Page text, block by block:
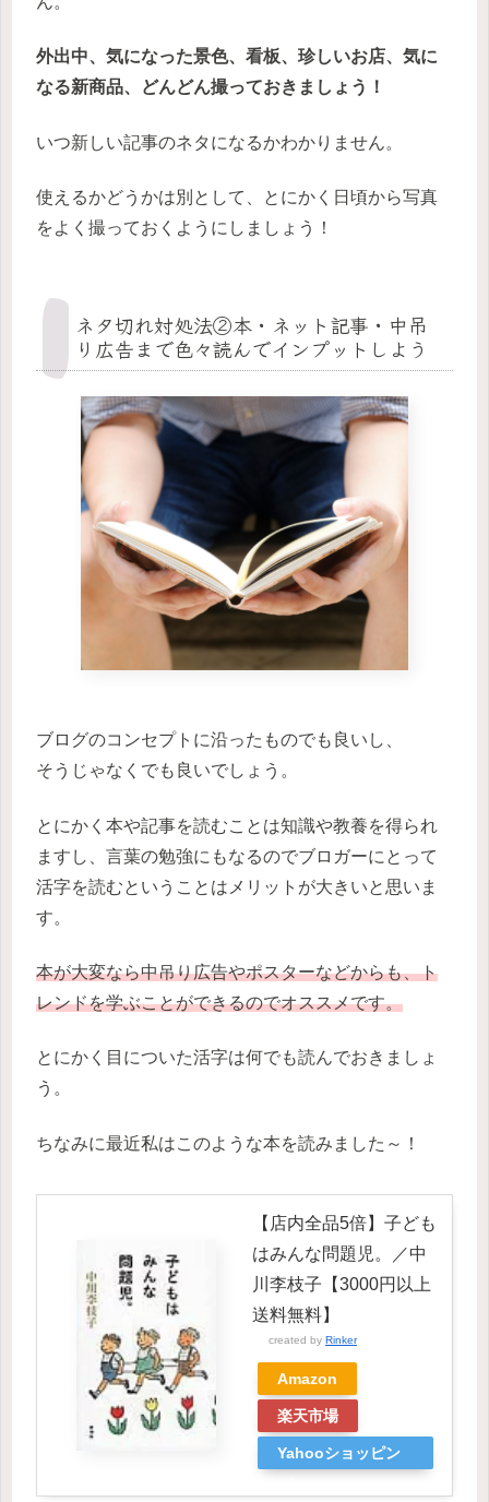
外出中、気になった景色、看板、珍しいお店、気に
なる新商品、どんどん撮っておきましょう！
いつ新しい記事のネタになるかわかりません。
使えるかどうかは別として、とにかく日頃から写真
をよく撮っておくようにしましょう！
ネタ切れ対処法②本・ネット記事・中吊
り広告まで色々読んでインプットしよう
ブログのコンセプトに沿ったものでも良いし、
そうじゃなくでも良いでしょう。
とにかく本や記事を読むことは知識や教養を得られ
ますし、言葉の勉強にもなるのでブロガーにとって
活字を読むということはメリットが大きいと思いま
す。
本が大変なら中吊り広告やポスターなどからも、ト
レンドを学ぶことができるのでオススメです。
とにかく目についた活字は何でも読んでおきましょ
う。
ちなみに最近私はこのような本を読みました～！
【店内全品5倍】子ども
はみんな問題児。／中
川李枝子【3000円以上
送料無料】
created by Rinker
Amazon
楽天市場
Yahooショッピン